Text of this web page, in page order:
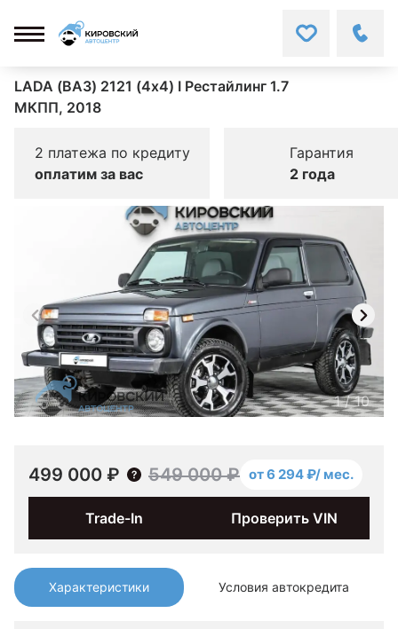
LADA (ВАЗ) 2121 (4x4) I Рестайлинг 1.7
МКПП, 2018
2 платежа по кредиту
оплатим за вас
Гарантия
2 года
Характеристики Условия автокредита
1/10
499 000 ₽ 549 000 ₽ от 6 294 ₽/ мес.
Trade-In Проверить VIN